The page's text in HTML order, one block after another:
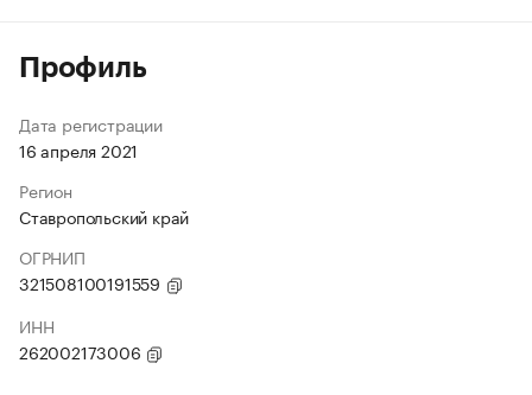
Профиль
Дата регистрации
16 апреля 2021
Регион
Ставропольский край
ОГРНИП
321508100191559
ИНН
262002173006